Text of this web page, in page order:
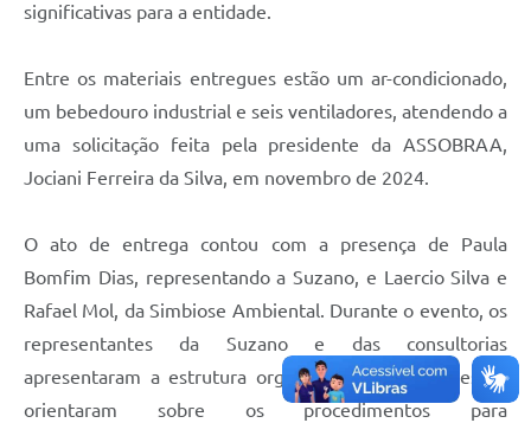
significativas para a entidade.
Entre os materiais entregues estão um ar-condicionado,
um bebedouro industrial e seis ventiladores, atendendo a
uma solicitação feita pela presidente da ASSOBRAA,
Jociani Ferreira da Silva, em novembro de 2024.
O ato de entrega contou com a presença de Paula
Bomfim Dias, representando a Suzano, e Laercio Silva e
Rafael Mol, da Simbiose Ambiental. Durante o evento, os
representantes da Suzano e das consultorias
apresentaram a estrutura organizacional da empresa e
orientaram sobre os procedimentos para